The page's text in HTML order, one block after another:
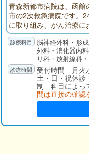
青森新都市病院は、函
市の2次救急病院です。
に取り組み、がん治療
法、最先端の放射線治
す。社会生活復帰を目
ンでは、経頭蓋磁気刺
効果をあげ、在宅医療
ます。
脳神経外科・形
外科・消化器内
リ科・放射線科
受付時間 月火
土・日・祝休
制 科目によっ
間は直接の確認